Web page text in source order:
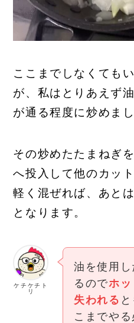
ここまでしなくても
が、私はとりあえず
が通る程度に炒めまし
その炒めたたまねぎ
へ投入して他のカッ
軽く混ぜれば、あと
となります。
ケチケチト
リ
油を使用し
るのでホ
失われる
こまでや